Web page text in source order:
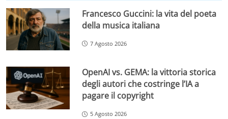
Francesco Guccini: la vita del poeta
della musica italiana
7 Agosto 2026
OpenAI vs. GEMA: la vittoria storica
degli autori che costringe l’IA a
pagare il copyright
5 Agosto 2026